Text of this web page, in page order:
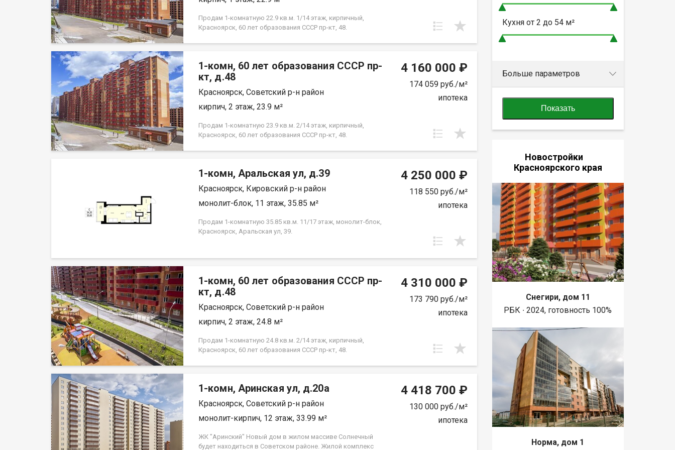
для комфортного проживания. Условия продажи:
договоренности.
Продам 1-комнатную 22.9 кв.м. 1/14 этаж, кирпичный,
Красноярск, 60 лет образования СССР пр-кт, 48.
1-комн, 60 лет образования СССР пр-
кт, д.48
Красноярск, Советский р-н район
кирпич, 2 этаж, 23.9 м²
Продам 1-комнатную 23.9 кв.м. 2/14 этаж, кирпичный,
Красноярск, 60 лет образования СССР пр-кт, 48.
4 160 000 ₽
174 059 руб./м²
ипотека
1-комн, Аральская ул, д.39
Красноярск, Кировский р-н район
монолит-блок, 11 этаж, 35.85 м²
Продам 1-комнатную 35.85 кв.м. 11/17 этаж, монолит-блок,
Красноярск, Аральская ул, 39.
4 250 000 ₽
118 550 руб./м²
ипотека
1-комн, 60 лет образования СССР пр-
кт, д.48
Красноярск, Советский р-н район
кирпич, 2 этаж, 24.8 м²
Продам 1-комнатную 24.8 кв.м. 2/14 этаж, кирпичный,
Красноярск, 60 лет образования СССР пр-кт, 48.
4 310 000 ₽
173 790 руб./м²
ипотека
1-комн, Аринская ул, д.20а
Красноярск, Советский р-н район
монолит-кирпич, 12 этаж, 33.99 м²
ЖК "Аринский" Новый дом в жилом массиве Солнечный
будет находиться в Советском районе. Жилой комплекс
4 418 700 ₽
130 000 руб./м²
ипотека
Кухня от 2 до 54м²
Больше параметров
Показать
Новостройки
Красноярского края
Снегири, дом 11
РБК ∙ 2024, готовность 100%
Норма, дом 1